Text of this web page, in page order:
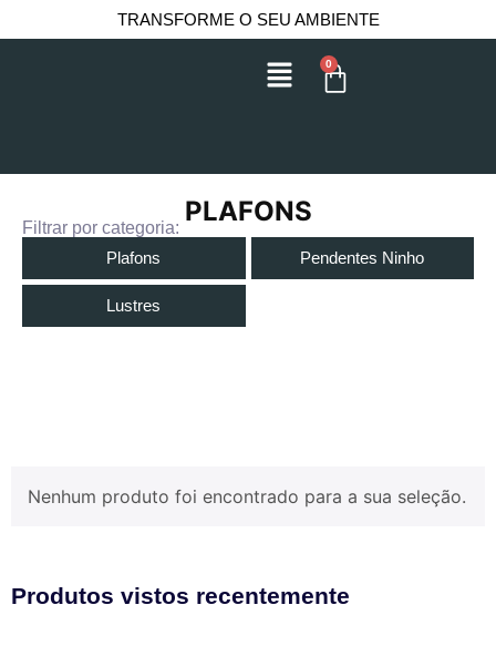
TRANSFORME O SEU AMBIENTE
0
PLAFONS
Filtrar por categoria:
Plafons
Pendentes Ninho
Lustres
Nenhum produto foi encontrado para a sua seleção.
Produtos vistos recentemente